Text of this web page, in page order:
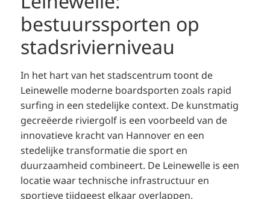
bestuurssporten op
stadsrivierniveau
In het hart van het stadscentrum toont de
Leinewelle moderne boardsporten zoals rapid
surfing in een stedelijke context. De kunstmatig
gecreëerde riviergolf is een voorbeeld van de
innovatieve kracht van Hannover en een
stedelijke transformatie die sport en
duurzaamheid combineert. De Leinewelle is een
locatie waar technische infrastructuur en
sportieve tijdgeest elkaar overlappen.